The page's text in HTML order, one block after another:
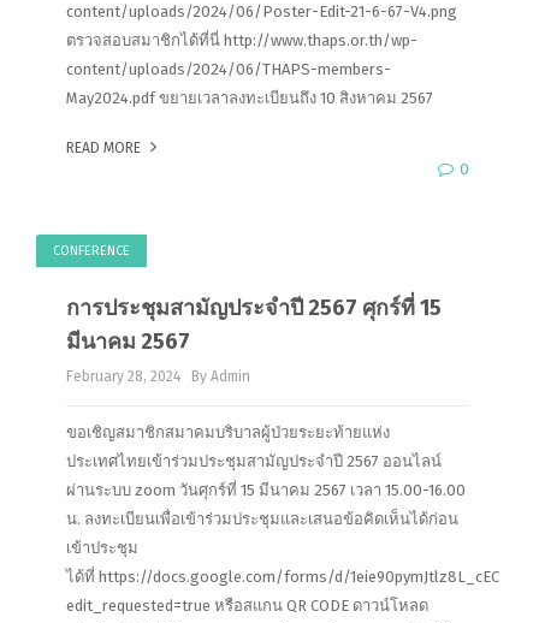
content/uploads/2024/06/Poster-Edit-21-6-67-V4.png
ตรวจสอบสมาชิกได้ที่นี่ http://www.thaps.or.th/wp-
content/uploads/2024/06/THAPS-members-
May2024.pdf ขยายเวลาลงทะเบียนถึง 10 สิงหาคม 2567
READ MORE
0
CONFERENCE
การประชุมสามัญประจำปี 2567 ศุกร์ที่ 15
มีนาคม 2567
February 28, 2024 By Admin
ขอเชิญสมาชิกสมาคมบริบาลผู้ป่วยระยะท้ายแห่ง
ประเทศไทยเข้าร่วมประชุมสามัญประจำปี 2567 ออนไลน์
ผ่านระบบ zoom วันศุกร์ที่ 15 มีนาคม 2567 เวลา 15.00-16.00
น. ลงทะเบียนเพื่อเข้าร่วมประชุมและเสนอข้อคิดเห็นได้ก่อน
เข้าประชุม
ได้ที่ https://docs.google.com/forms/d/
edit_requested=true หรือสแกน QR CODE ดาวน์โหลด